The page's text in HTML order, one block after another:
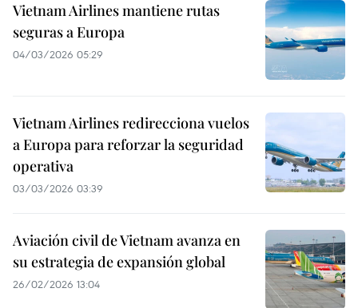
Vietnam Airlines mantiene rutas
seguras a Europa
04/03/2026 05:29
Vietnam Airlines redirecciona vuelos
a Europa para reforzar la seguridad
operativa
03/03/2026 03:39
Aviación civil de Vietnam avanza en
su estrategia de expansión global
26/02/2026 13:04